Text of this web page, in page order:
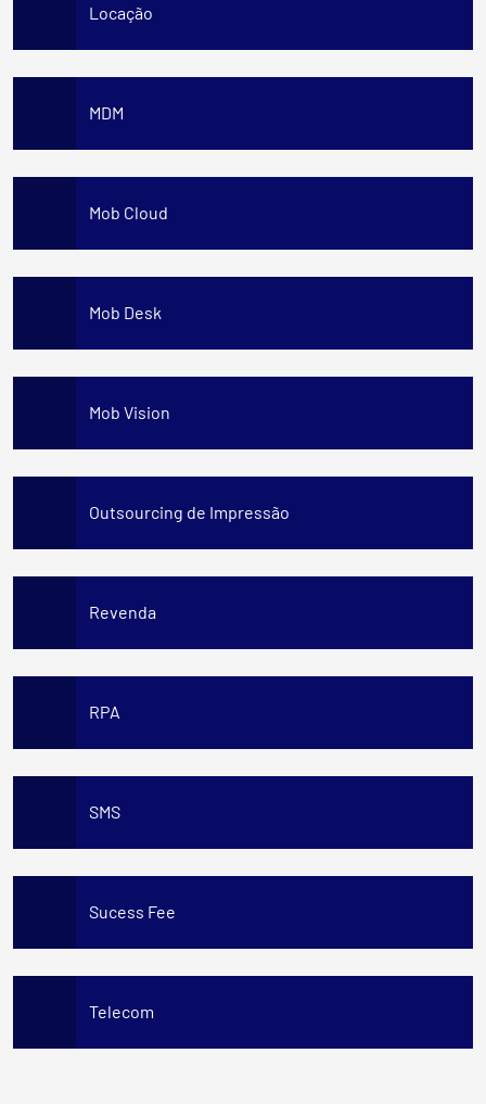
Locação
MDM
Mob Cloud
Mob Desk
Mob Vision
Outsourcing de Impressão
Revenda
RPA
SMS
Sucess Fee
Telecom